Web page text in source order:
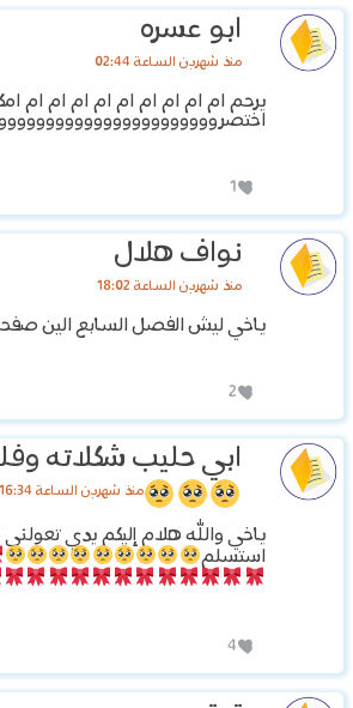
ابو عسره
منذ شهرين الساعة 02:44
يرحم ام ام ام ام ام ام ام ام ام
1
نواف هلال
منذ شهرين الساعة 18:02
ياخي ليش الفصل السابع الين صفحة
2
ابي حليب شكلاته
منذ شهرين الساعة 16:34
ياخي والله هلام إليكم يدي تعولني
استسلم
4